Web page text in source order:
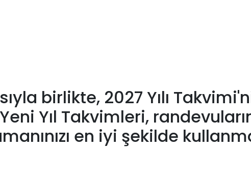
birlikte, 2027 Yılı
Yıl Takvimleri,
en iyi şekilde